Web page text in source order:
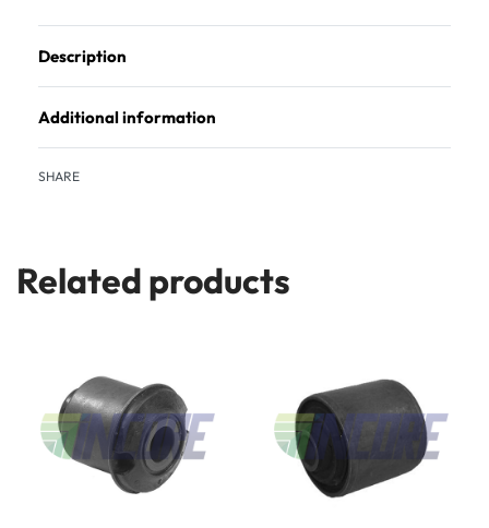
Description
Additional information
SHARE
Related products